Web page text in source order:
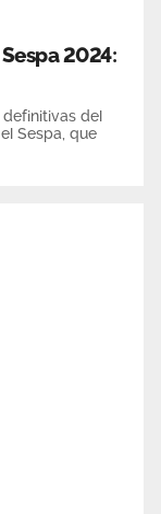
2024:
definitivas del
Sespa, que